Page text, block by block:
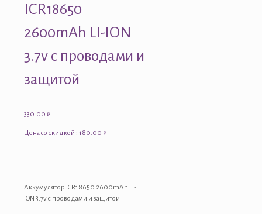
ICR18650
2600mAh LI-ION
3.7v с проводами и
защитой
330.00 ₽
Цена со скидкой : 180.00 ₽
Аккумулятор ICR18650 2600mAh LI-
ION 3.7v с проводами и защитой